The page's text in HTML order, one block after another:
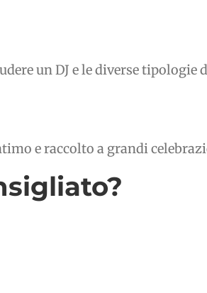
un DJ e le diverse
e raccolto a grandi